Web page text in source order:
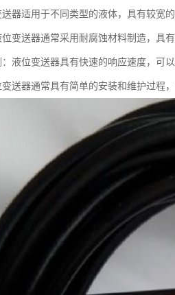
器适用于不同类型的液体，具有较宽
变送器通常采用耐腐蚀材料制造，具
液位变送器具有快速的响应速度，可
送器通常具有简单的安装和维护过程